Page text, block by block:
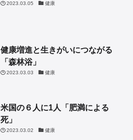
2023.03.05 健康
健康増進と生きがいにつながる
「森林浴」
2023.03.03 健康
米国の６人に1人「肥満による
死」
2023.03.02 健康